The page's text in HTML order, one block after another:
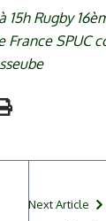
15h Rugby
France SPUC
Next Article